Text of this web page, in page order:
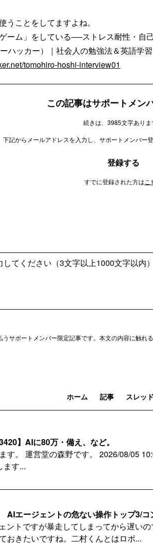
ことをしてますよね。
ーム」をしている──ストレス耐性・自
ハッカー）｜社会人の勉強法＆英語学習
tomohiro-hoshi-interview01
この記事はサポートメン
続きは、3985文字ありま
下記からメールアドレスを入力し、サポートメンバー
登録する
すでに登録された方は こ
うサポートメンバー限定記事です。本文の内容に触れ
ホーム 記事 スレッド
】AIに80万・備え、など。
す。 運営堂の森野です。 2026/08/05
ます...
エージェントの危ない操作トップ3/コ
ントですが暴走してしまってから遅い
おきたいですね。二村くんとはロボ...